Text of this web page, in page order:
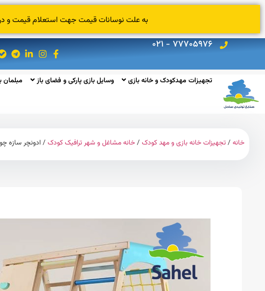
به علت نوسانات قیمت جهت استعلام قیمت و
۷۷۷۰۵۹۷۶ - ۰۲۱
تجهیزات مهدکودک و خانه بازی وسایل بازی پارکی و فضای باز مبلمان
خانه/تجهیزات خانه بازی و مهد کودک/خانه مشاغل و شهر ترافیک کودک/ ادونچر سازه